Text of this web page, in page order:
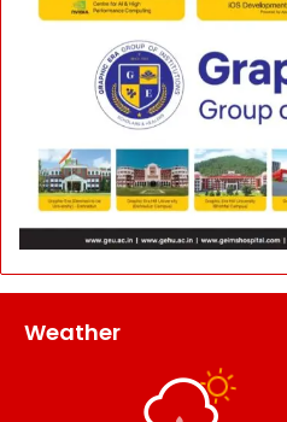
Weather